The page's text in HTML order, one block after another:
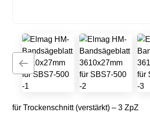
für Trockenschnitt (verstärkt) – 3 ZpZ